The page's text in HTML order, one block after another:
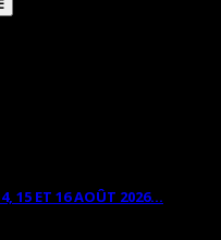
15 ET 16 AOÛT 2026...